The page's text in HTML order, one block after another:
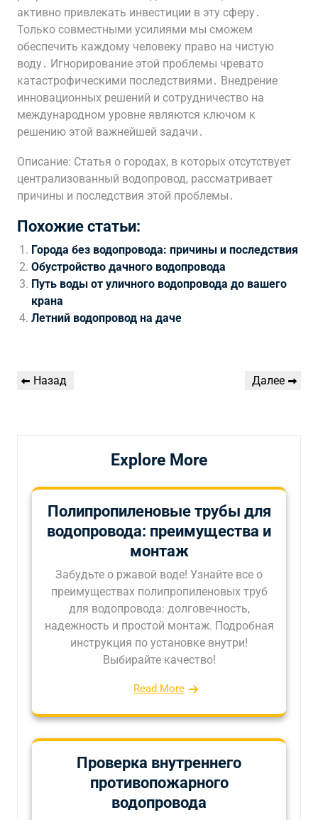
активно привлекать инвестиции в эту сферу․
Только совместными усилиями мы сможем
обеспечить каждому человеку право на чистую
воду․ Игнорирование этой проблемы чревато
катастрофическими последствиями․ Внедрение
инновационных решений и сотрудничество на
международном уровне являются ключом к
решению этой важнейшей задачи․
Описание: Статья о городах, в которых отсутствует
централизованный водопровод, рассматривает
причины и последствия этой проблемы․
Похожие статьи:
Города без водопровода: причины и последствия
Обустройство дачного водопровода
Путь воды от уличного водопровода до вашего
крана
Летний водопровод на даче
Навигация
Предыдущая
Назад
Следующая
Далее
Explore More
Полипропиленовые трубы для
водопровода: преимущества и
монтаж
Забудьте о ржавой воде! Узнайте все о
преимуществах полипропиленовых труб
для водопровода: долговечность,
надежность и простой монтаж. Подробная
инструкция по установке внутри!
Выбирайте качество!
Read More
Проверка внутреннего
противопожарного
водопровода